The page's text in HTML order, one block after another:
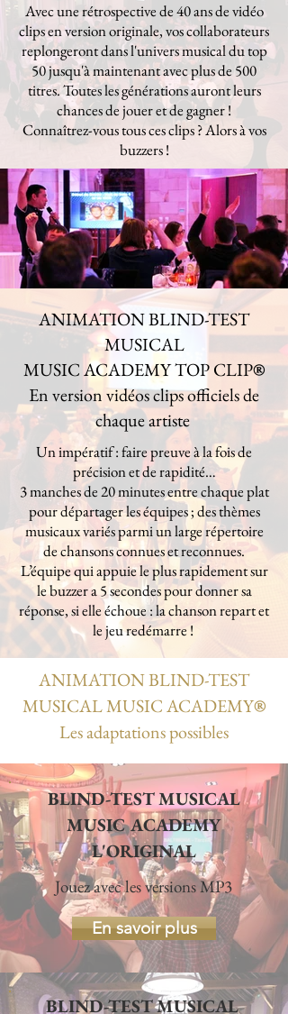
Avec une rétrospective de 40 ans de vidéo
clips en version originale, vos collaborateurs
replongeront dans l'univers musical du top
50 jusqu'à maintenant avec plus de 500
titres. Toutes les générations auront leurs
chances de jouer et de gagner !
Connaîtrez-vous tous ces clips ? Alors à vos
buzzers !
ANIMATION BLIND-TEST
MUSICAL
MUSIC ACADEMY TOP CLIP®
En version vidéos clips officiels de
chaque artiste
Un impératif : faire preuve à la fois de
précision et de rapidité…
3 manches de 20 minutes entre chaque plat
pour départager les équipes ; des thèmes
musicaux variés parmi un large répertoire
de chansons connues et reconnues.
L’équipe qui appuie le plus rapidement sur
le buzzer a 5 secondes pour donner sa
réponse, si elle échoue : la chanson repart et
le jeu redémarre !
ANIMATION BLIND-TEST
MUSICAL MUSIC ACADEMY®
Les adaptations possibles
BLIND-TEST MUSICAL
MUSIC ACADEMY
L'ORIGINAL
Jouez avec les versions MP3
En savoir plus
BLIND-TEST MUSICAL